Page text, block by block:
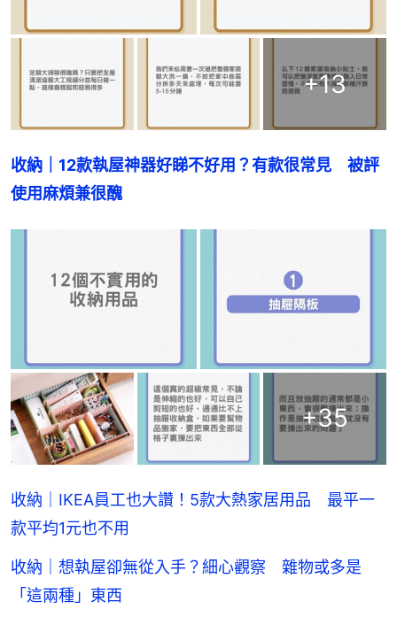
+13
收納｜12款執屋神器好睇不好用？有款很常見　被評
使用麻煩兼很醜
+35
收納｜IKEA員工也大讚！5款大熱家居用品 最平一
款平均1元也不用
收納｜想執屋卻無從入手？細心觀察 雜物或多是
「這兩種」東西